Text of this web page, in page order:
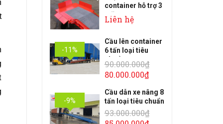
container hỗ trợ 3
mặt ra xe
Liên hệ
-11%
Cầu lên container
6 tấn loại tiêu
chuẩn
90.000.000₫
80.000.000₫
-9%
Cầu dẫn xe nâng 8
tấn loại tiêu chuẩn
93.000.000₫